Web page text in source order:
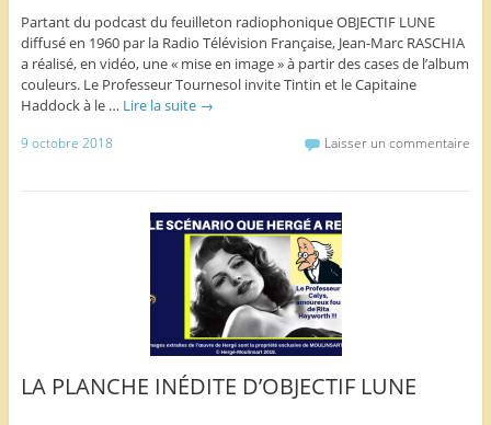
Partant du podcast du feuilleton radiophonique OBJECTIF LUNE
diffusé en 1960 par la Radio Télévision Française, Jean-Marc RASCHIA
a réalisé, en vidéo, une « mise en image » à partir des cases de l’album
couleurs. Le Professeur Tournesol invite Tintin et le Capitaine
Haddock à le … Lire la suite →
9 octobre 2018 Laisser un commentaire
LA PLANCHE INÉDITE D’OBJECTIF LUNE